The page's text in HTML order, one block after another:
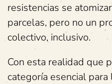
resistencias se
parcelas, pero no un
colectivo, inclusivo.
Con esta realidad que
categoría esencial